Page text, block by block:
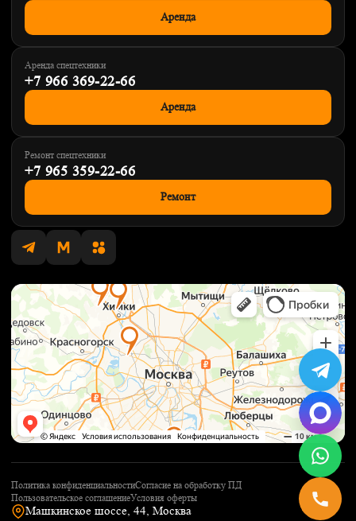
Аренда
Аренда спецтехники
+7 966 369-22-66
Аренда
Ремонт спецтехники
+7 965 359-22-66
Ремонт
Политика конфиденциальностиСогласие на обработку ПД
Пользовательское соглашениеУсловия оферты
Машкинское шоссе, 44, Москва